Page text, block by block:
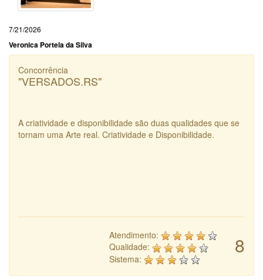
7/21/2026
Veronica Portela da Silva
Concorrência
"VERSADOS.RS"
A criatividade e disponibilidade são duas qualidades que se
tornam uma Arte real. Criatividade e Disponibilidade.
8
Atendimento:
Qualidade:
Sistema: